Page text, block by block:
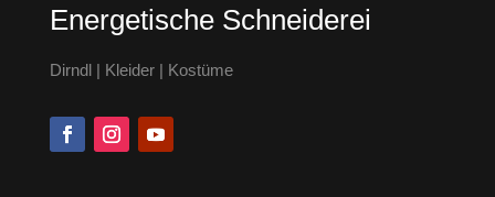
Energetische Schneiderei
Dirndl | Kleider | Kostüme